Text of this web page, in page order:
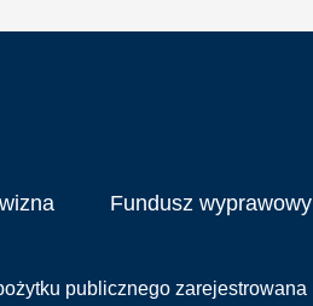
Fundusz wyprawowy
publicznego zarejestrowana